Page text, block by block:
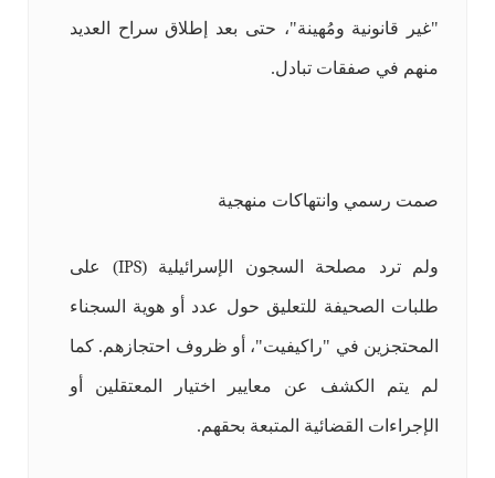
"غير قانونية ومُهينة"، حتى بعد إطلاق سراح العديد
منهم في صفقات تبادل.
صمت رسمي وانتهاكات منهجية
ولم ترد مصلحة السجون الإسرائيلية (IPS) على
طلبات الصحيفة للتعليق حول عدد أو هوية السجناء
المحتجزين في "راكيفيت"، أو ظروف احتجازهم. كما
لم يتم الكشف عن معايير اختيار المعتقلين أو
الإجراءات القضائية المتبعة بحقهم.